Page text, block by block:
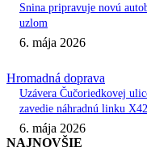
Snina pripravuje novú
uzlom
6. mája 2026
Hromadná doprava
Uzávera Čučoriedkovej
zavedie náhradnú linku X42
6. mája 2026
NAJNOVŠIE